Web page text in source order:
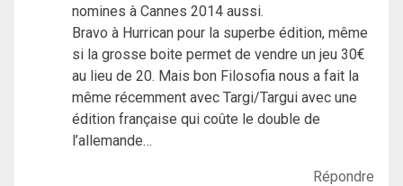
nomines à Cannes 2014 aussi.
Bravo à Hurrican pour la superbe édition, même
si la grosse boite permet de vendre un jeu 30€
au lieu de 20. Mais bon Filosofia nous a fait la
même récemment avec Targi/Targui avec une
édition française qui coûte le double de
l’allemande…
Répondre